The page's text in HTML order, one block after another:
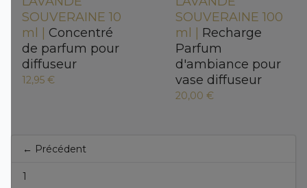
SOUVERAINE 10
ml | Concentré
de parfum pour
diffuseur
12,95 €
SOUVERAINE 100
ml | Recharge
Parfum
d'ambiance pour
vase diffuseur
20,00 €
← Précédent
1